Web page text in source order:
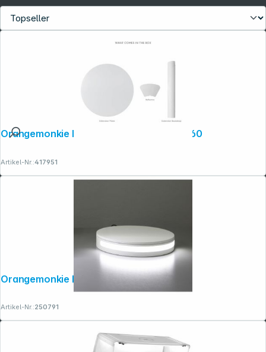
Orangemonkie Extension Kit für Foldio 360
Artikel-Nr.:417951
Orangemonkie Foldio 360
Artikel-Nr.:250791